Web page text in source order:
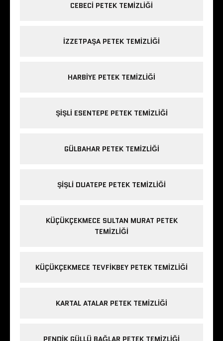
CEBECI PETEK TEMIZLIĞI
IZZETPAŞA PETEK TEMIZLIĞI
HARBIYE PETEK TEMIZLIĞI
ŞIŞLI ESENTEPE PETEK TEMIZLIĞI
GÜLBAHAR PETEK TEMIZLIĞI
ŞIŞLI DUATEPE PETEK TEMIZLIĞI
KÜÇÜKÇEKMECE SULTAN MURAT PETEK
TEMIZLIĞI
KÜÇÜKÇEKMECE TEVFIKBEY PETEK TEMIZLIĞI
KARTAL ATALAR PETEK TEMIZLIĞI